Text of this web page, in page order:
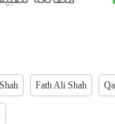
Fath Ali Shah